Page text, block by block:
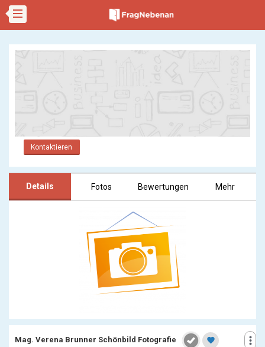
Kontaktieren
Details Fotos Bewertungen Mehr
more_vert
Mag. Verena Brunner Schönbild Fotografie favorite